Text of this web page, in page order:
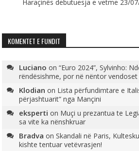
Haraçinës debutuesja e vetme 23/
KOMENTET E FUNDIT
Luciano on“Euro 2024”, Sylvinho:
rëndësishme, por në nëntor
Klodian on Lista përfundimtare e
përjashtuarit” nga Mançini
eksperti on Muçi u prezantua te
sa vite ka nënshkruar
Bradva onSkandali në Paris,
kishte tentuar vetëvrasjen!